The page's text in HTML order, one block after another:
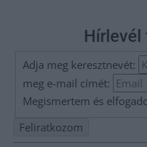
Adja meg keresztnevét:
meg e-mail címét:
Megismertem és